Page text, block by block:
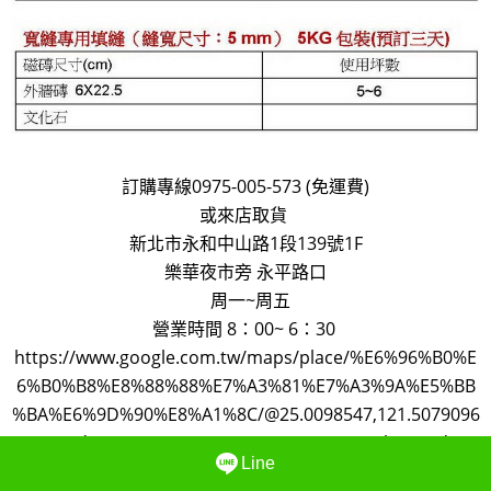
訂購專線0975-005-573 (免運費)
或來店取貨
新北市永和中山路1段139號1F
樂華夜市旁 永平路口
周一~周五
營業時間 8：00~ 6：30
https://www.google.com.tw/maps/place/%E6%96%B0%E
6%B0%B8%E8%88%88%E7%A3%81%E7%A3%9A%E5%BB
%BA%E6%9D%90%E8%A1%8C/@25.0098547,121.5079096
,16.75z/data=!4m5!3m4!1s0x3442a9c3084905b3:0x9d711
593c26b738d!8m2!3d25.0097241!4d121.5103744?hl=zh-
Line